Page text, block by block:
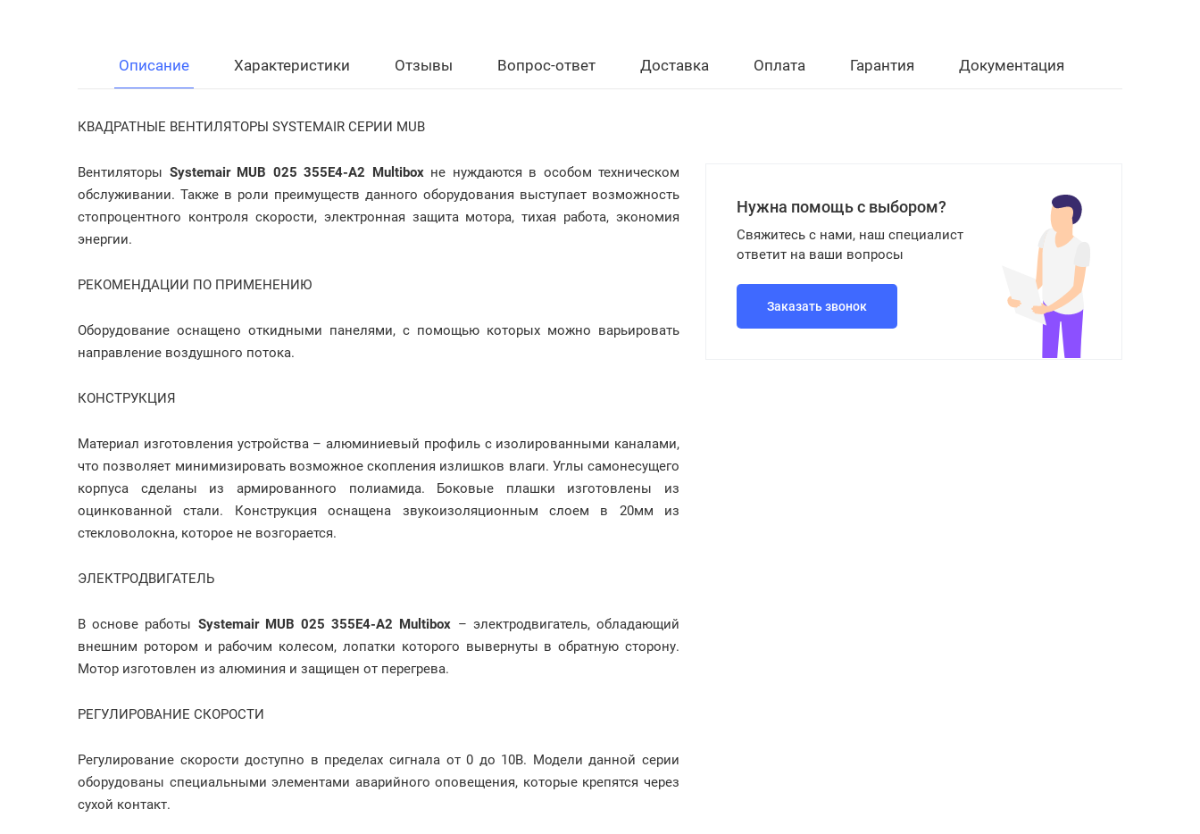
Описание Характеристики Отзывы Вопрос-ответ Доставка Оплата Гарантия Документация
КВАДРАТНЫЕ ВЕНТИЛЯТОРЫ SYSTEMAIR СЕРИИ MUB
Вентиляторы Systemair MUB 025 355E4-A2 Multibox не нуждаются в особом техническом
обслуживании. Также в роли преимуществ данного оборудования выступает возможность
стопроцентного контроля скорости, электронная защита мотора, тихая работа, экономия
энергии.
РЕКОМЕНДАЦИИ ПО ПРИМЕНЕНИЮ
Оборудование оснащено откидными панелями, с помощью которых можно варьировать
направление воздушного потока.
КОНСТРУКЦИЯ
Материал изготовления устройства – алюминиевый профиль с изолированными каналами,
что позволяет минимизировать возможное скопления излишков влаги. Углы самонесущего
корпуса сделаны из армированного полиамида. Боковые плашки изготовлены из
оцинкованной стали. Конструкция оснащена звукоизоляционным слоем в 20мм из
стекловолокна, которое не возгорается.
ЭЛЕКТРОДВИГАТЕЛЬ
В основе работы Systemair MUB 025 355E4-A2 Multibox – электродвигатель, обладающий
внешним ротором и рабочим колесом, лопатки которого вывернуты в обратную сторону.
Мотор изготовлен из алюминия и защищен от перегрева.
РЕГУЛИРОВАНИЕ СКОРОСТИ
Регулирование скорости доступно в пределах сигнала от 0 до 10В. Модели данной серии
оборудованы специальными элементами аварийного оповещения, которые крепятся через
сухой контакт.
Нужна помощь с выбором?
Свяжитесь с нами, наш специалист
ответит на ваши вопросы
Заказать звонок